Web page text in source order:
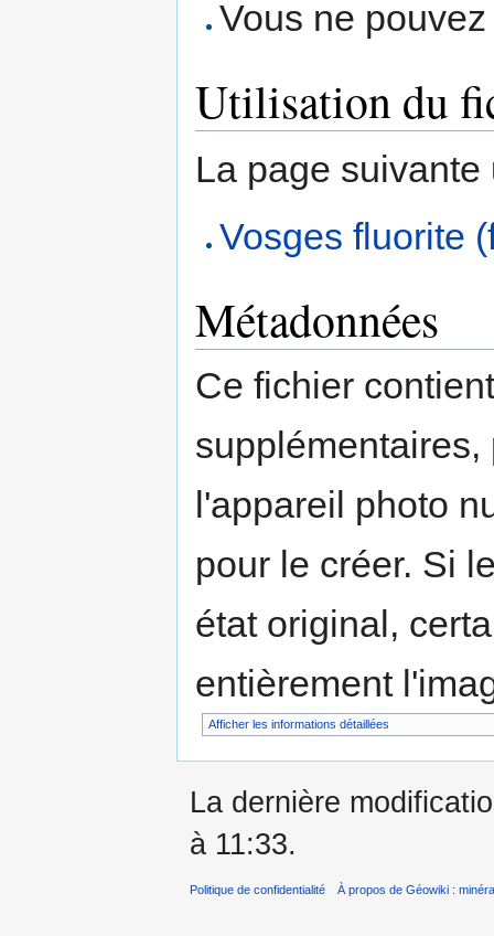
Vous ne
Utilisation du
La page
Vosges fluorite
Métadonnées
Ce fichier
l'appareil photo
pour le créer. Si
état original,
entièrement
Afficher les informations détaillées
La dernière
à 11:33.
Politique de confidentialité À propos de Géowiki :